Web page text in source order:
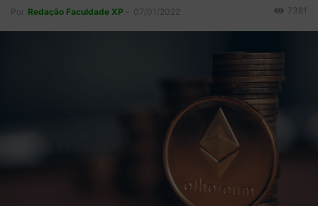
Por Redação Faculdade XP 07/01/2022 7381